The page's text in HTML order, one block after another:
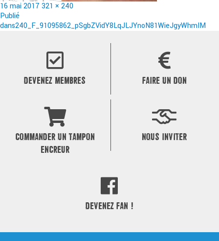
Publié
le
16 mai 2017 Taille
321 × 240
Navigation
de
Publié
dans240_F_91095862_pSgbZVidY8LqJLJYnoN81WieJgyWhmIM
DEVENEZ MEMBRES FAIRE UN DON
COMMANDER UN TAMPON
ENCREUR
NOUS INVITER
DEVENEZ FAN !